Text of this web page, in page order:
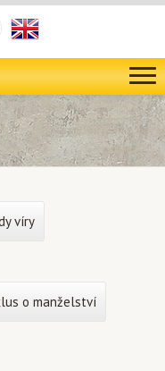
víry
o manželství